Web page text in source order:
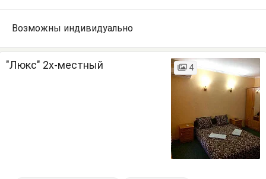
Возможны индивидуально
"Люкс" 2х-местный 4